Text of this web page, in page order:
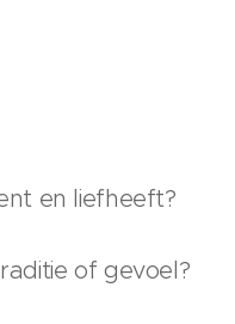
en liefheeft?
of gevoel?